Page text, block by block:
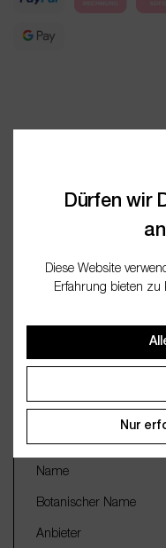
Bienenwachs hell ist ein
besonders beliebt bei…
Fragen / FAQ (0)
Wichtige Merkmale
Name
Botanischer Name
Anbieter
Dürfen wir
Diese Website
Erfahrung bieten zu
Nur